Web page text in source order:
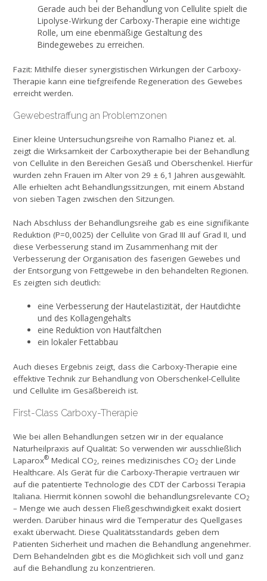
Gerade auch bei der Behandlung von Cellulite spielt die
Lipolyse-Wirkung der Carboxy-Therapie eine wichtige
Rolle, um eine ebenmäßige Gestaltung des
Bindegewebes zu erreichen.
Fazit: Mithilfe dieser synergistischen Wirkungen der Carboxy-
Therapie kann eine tiefgreifende Regeneration des Gewebes
erreicht werden.
Gewebestraffung an Problemzonen
Einer kleine Untersuchungsreihe von Ramalho Pianez et. al.
zeigt die Wirk­samkeit der Carboxytherapie bei der Behandlung
von Cellulite in den Bereichen Gesäß und Oberschenkel. Hierfür
wurden zehn Frauen im Alter von 29 ± 6,1 Jahren ausgewählt.
Alle erhielten acht Behand­lungssitzungen, mit einem Abstand
von sieben Tagen zwischen den Sitzungen.
Nach Abschluss der Behandlungsreihe gab es eine signi­fikante
Reduktion (P=0,0025) der Cellulite von Grad III auf Grad II, und
diese Verbesserung stand im Zusammen­hang mit der
Verbesserung der Organisation des faseri­gen Gewebes und
der Entsorgung von Fettgewebe in den behandelten Regionen.
Es zeigten sich deutlich:
eine Verbesserung der Hautelastizität, der Hautdichte
und des Kollagengehalts
eine Reduktion von Hautfältchen
ein lokaler Fettabbau
Auch dieses Ergebnis zeigt, dass die Carboxy-Therapie eine
effektive Technik zur Behandlung von Oberschenkel-Cellulite
und Cellulite im Gesäßbereich ist.
First-Class Carboxy-Therapie
Wie bei allen Behandlungen setzen wir in der equalance
Naturheilpraxis auf Qualität: So verwenden wir aus­schließlich
Laparox® Medical CO2 , reines medizinisches CO2 der Linde
Healthcare. Als Gerät für die Carboxy-Therapie vertrauen wir
auf die patentierte Technologie des CDT der Carbossi Terapia
Italiana. Hiermit können sowohl die behandlungsrelevante CO2
– Menge wie auch dessen Fließgeschwindigkeit exakt dosiert
werden. Darüber hinaus wird die Temperatur des Quellgases
exakt überwacht. Diese Qualitätsstandards geben dem
Patienten Sicherheit und machen die Behandlung angenehmer.
Dem Behandelnden gibt es die Möglichkeit sich voll und ganz
auf die Behandlung zu konzentrieren.